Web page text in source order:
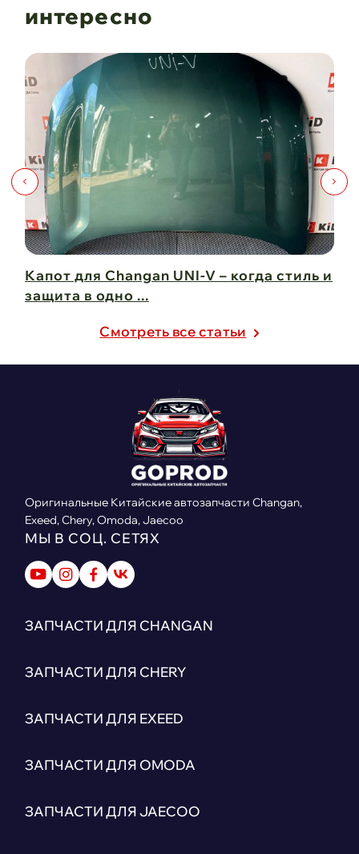
интересно
Капот для Changan UNI-V – когда стиль и
защита в одно ...
Cмотреть все статьи
Оригинальные Китайские автозапчасти Changan,
Exeed, Chery, Omoda, Jaecoo
МЫ В СОЦ. СЕТЯХ
ЗАПЧАСТИ ДЛЯ CHANGAN
ЗАПЧАСТИ ДЛЯ CHERY
ЗАПЧАСТИ ДЛЯ EXEED
ЗАПЧАСТИ ДЛЯ OMODA
ЗАПЧАСТИ ДЛЯ JAECOO